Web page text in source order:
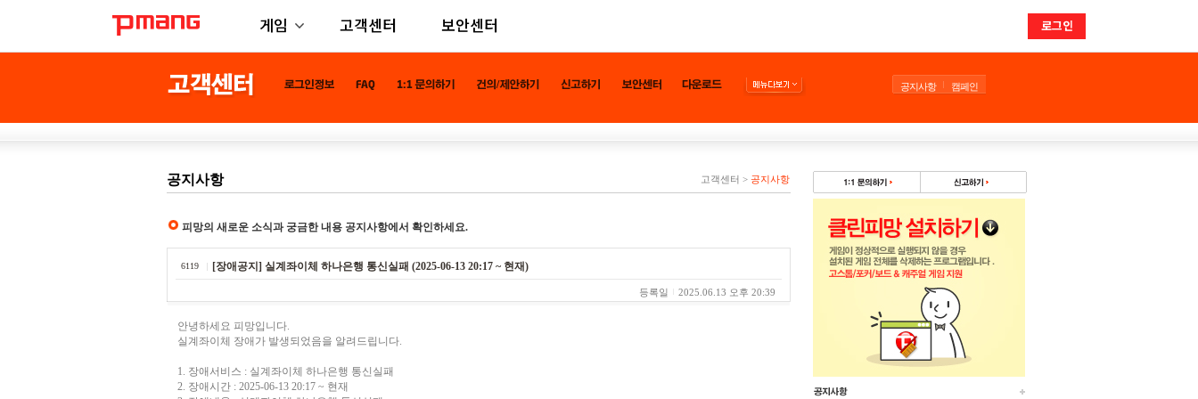
게임 고객센터 보안센터 로그인
공지사항 캠페인
공지사항 고객센터 > 공지사항
피망의 새로운 소식과 궁금한 내용 공지사항에서 확인하세요.
6119 [장애공지] 실계좌이체 하나은행 통신실패 (2025-06-13 20:17 ~ 현재)
등록일 2025.06.13 오후 20:39
안녕하세요 피망입니다.
실계좌이체 장애가 발생되었음을 알려드립니다.
1. 장애서비스 : 실계좌이체 하나은행 통신실패
2. 장애시간 : 2025-06-13 20:17 ~ 현재